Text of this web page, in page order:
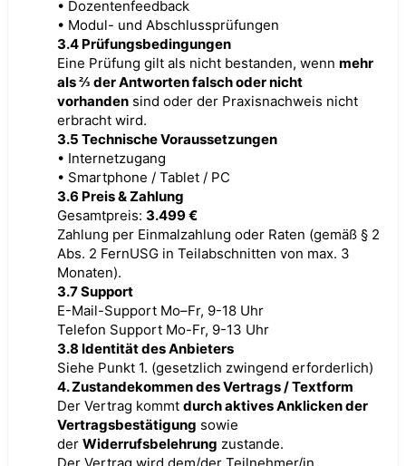
• Dozentenfeedback
• Modul- und Abschlussprüfungen
3.4 Prüfungsbedingungen
Eine Prüfung gilt als nicht bestanden, wenn mehr
als ⅔ der Antworten falsch oder nicht
vorhanden sind oder der Praxisnachweis nicht
erbracht wird.
3.5 Technische Voraussetzungen
• Internetzugang
• Smartphone / Tablet / PC
3.6 Preis & Zahlung
Gesamtpreis: 3.499 €
Zahlung per Einmalzahlung oder Raten (gemäß § 2
Abs. 2 FernUSG in Teilabschnitten von max. 3
Monaten).
3.7 Support
E-Mail-Support Mo–Fr, 9-18 Uhr
Telefon Support Mo-Fr, 9-13 Uhr
3.8 Identität des Anbieters
Siehe Punkt 1. (gesetzlich zwingend erforderlich)
4. Zustandekommen des Vertrags / Textform
Der Vertrag kommt durch aktives Anklicken der
Vertragsbestätigung sowie
der Widerrufsbelehrung zustande.
Der Vertrag wird dem/der Teilnehmer/in